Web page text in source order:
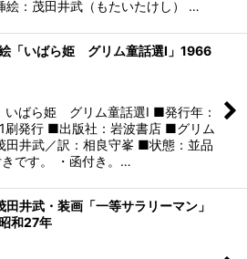
絵：茂田井武（もたいたけし） …
「いばら姫 グリム童話選I」1966
いばら姫 グリム童話選I ■発行年：
発行 ■出版社：岩波書店 ■グリム
田井武／訳：相良守峯 ■状態：並品
です。 ・函付き。…
田井武・装画「一等サラリーマン」
和27年